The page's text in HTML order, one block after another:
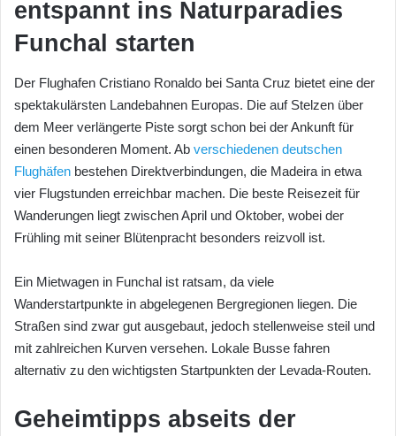
entspannt ins Naturparadies
Funchal starten
Der Flughafen Cristiano Ronaldo bei Santa Cruz bietet eine der
spektakulärsten Landebahnen Europas. Die auf Stelzen über
dem Meer verlängerte Piste sorgt schon bei der Ankunft für
einen besonderen Moment. Ab verschiedenen deutschen
Flughäfen bestehen Direktverbindungen, die Madeira in etwa
vier Flugstunden erreichbar machen. Die beste Reisezeit für
Wanderungen liegt zwischen April und Oktober, wobei der
Frühling mit seiner Blütenpracht besonders reizvoll ist.
Ein Mietwagen in Funchal ist ratsam, da viele
Wanderstartpunkte in abgelegenen Bergregionen liegen. Die
Straßen sind zwar gut ausgebaut, jedoch stellenweise steil und
mit zahlreichen Kurven versehen. Lokale Busse fahren
alternativ zu den wichtigsten Startpunkten der Levada-Routen.
Geheimtipps abseits der